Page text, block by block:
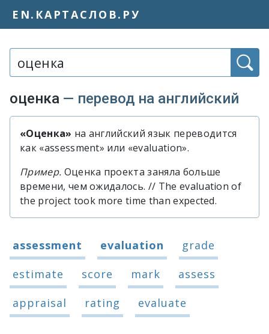
EN.КАРТАСЛОВ.РУ
оценка — перевод на английский
Быстрый перевод слова «оценка»
«Оценка» на английский язык переводится
как «assessment» или «evaluation».
Пример. Оценка проекта заняла больше
времени, чем ожидалось. // The evaluation of
the project took more time than expected.
Варианты перевода слова «оценка»
assessment evaluation
grade
estimate
score mark
assess
appraisal
rating evaluate